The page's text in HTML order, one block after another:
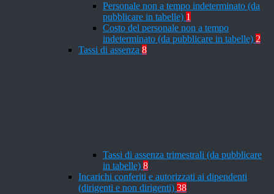
Personale non a tempo indeterminato (da
pubblicare in tabelle) 1
Costo del personale non a tempo
indeterminato (da pubblicare in tabelle) 2
Tassi di assenza 8
Tassi di assenza trimestrali (da pubblicare
in tabelle) 8
Incarichi conferiti e autorizzati ai dipendenti
(dirigenti e non dirigenti) 38